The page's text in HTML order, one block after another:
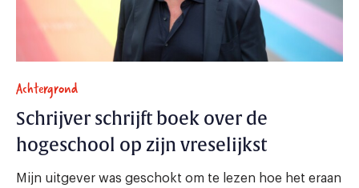
Achtergrond
Schrijver schrijft boek over de
hogeschool op zijn vreselijkst
Mijn uitgever was geschokt om te lezen hoe het eraan